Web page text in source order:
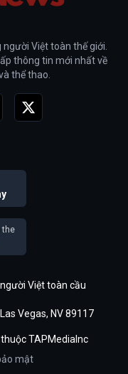
Việt toàn thế giới.
thông tin mới nhất về
thể thao.
the
Việt toàn cầu
Vegas, NV 89117
TAPMediaInc
mật